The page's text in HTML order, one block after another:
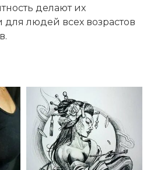
делают их
людей всех возрастов